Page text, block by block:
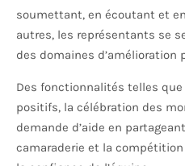
soumettant, en écoutant et
autres, les représentants se
des domaines d’amélioration
Des fonctionnalités telles
positifs, la célébration des
demande d’aide en
camaraderie et la